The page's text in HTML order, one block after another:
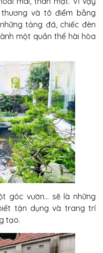
và tô điểm bằng
tảng đá, chiếc đèn
một quần thể hài hòa
góc vườn... sẽ là những
tận dụng và trang trí
tạo.